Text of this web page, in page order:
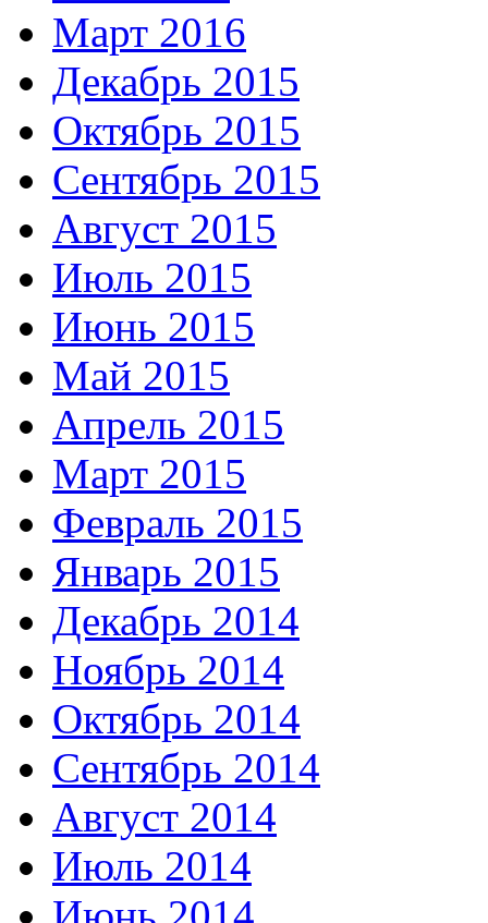
Март 2016
Декабрь 2015
Октябрь 2015
Сентябрь 2015
Август 2015
Июль 2015
Июнь 2015
Май 2015
Апрель 2015
Март 2015
Февраль 2015
Январь 2015
Декабрь 2014
Ноябрь 2014
Октябрь 2014
Сентябрь 2014
Август 2014
Июль 2014